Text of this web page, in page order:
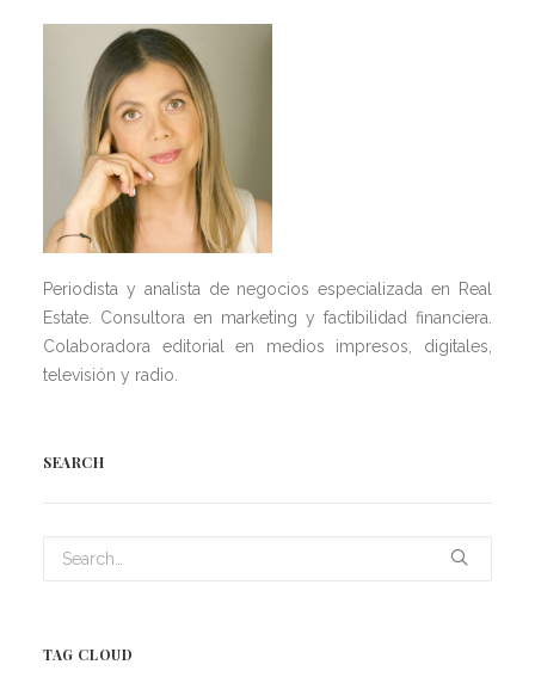
Periodista y analista de negocios especializada en Real
Estate. Consultora en marketing y factibilidad financiera.
Colaboradora editorial en medios impresos, digitales,
televisión y radio.
SEARCH
TAG CLOUD